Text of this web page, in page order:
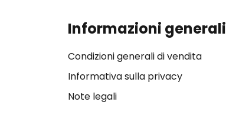
Informazioni generali
Condizioni generali di vendita
Informativa sulla privacy
Note legali